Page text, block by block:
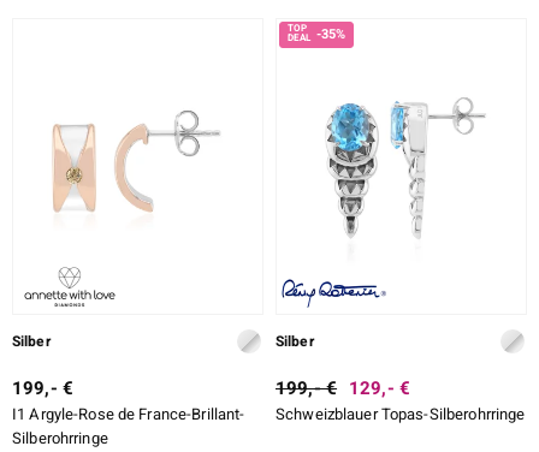
Silber
199,- €
I1 Argyle-Rose de France-Brillant-
Silberohrringe
-35%
Silber
199,- € 129,- €
Schweizblauer Topas-Silberohrringe